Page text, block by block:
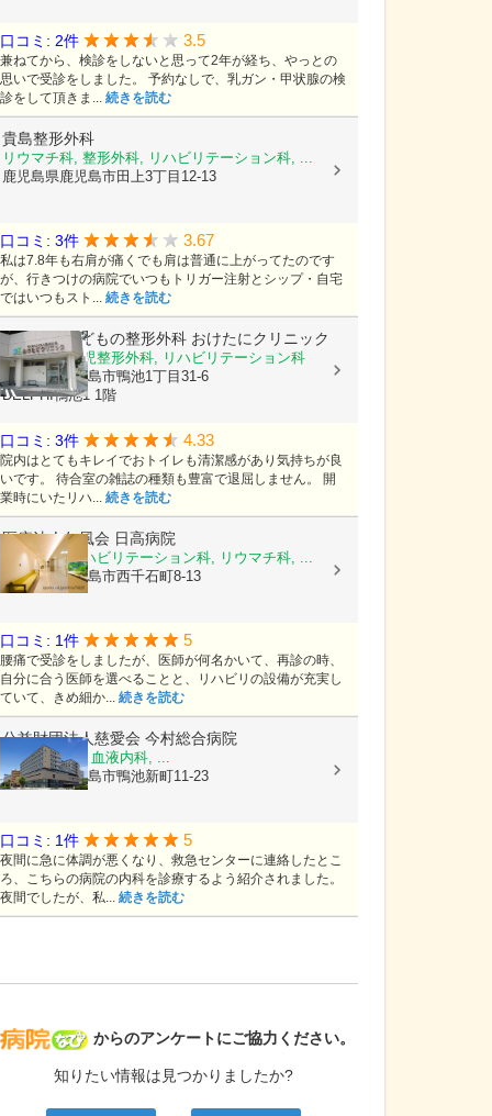
病院なび
からのアンケートにご協力ください。
知りたい情報は見つかりましたか?
口コミ: 2件 3.5
兼ねてから、検診をしないと思って2年が経ち、やっとの
思いで受診をしました。 予約なしで、乳ガン・甲状腺の検
診をして頂きま... 続きを読む
貴島整形外科
リウマチ科, 整形外科, リハビリテーション科, ...
鹿児島県鹿児島市田上3丁目12-13
口コミ: 3件 3.67
私は7.8年も右肩が痛くでも肩は普通に上がってたのです
が、行きつけの病院でいつもトリガー注射とシップ・自宅
ではいつもスト... 続きを読む
おとなとこどもの整形外科 おけたにクリニック
整形外科, 小児整形外科, リハビリテーション科
鹿児島県鹿児島市鴨池1丁目31-6
DELPHI鴨池1 1階
口コミ: 3件 4.33
院内はとてもキレイでおトイレも清潔感があり気持ちが良
いです。 待合室の雑誌の種類も豊富で退屈しません。 開
業時にいたリハ... 続きを読む
医療法人仁風会 日高病院
整形外科, リハビリテーション科, リウマチ科, ...
鹿児島県鹿児島市西千石町8-13
口コミ: 1件 5
腰痛で受診をしましたが、医師が何名かいて、再診の時、
自分に合う医師を選べることと、リハビリの設備が充実し
ていて、きめ細か... 続きを読む
公益財団法人慈愛会 今村総合病院
内科, 救急科, 血液内科, ...
鹿児島県鹿児島市鴨池新町11-23
口コミ: 1件 5
夜間に急に体調が悪くなり、救急センターに連絡したとこ
ろ、こちらの病院の内科を診療するよう紹介されました。
夜間でしたが、私... 続きを読む